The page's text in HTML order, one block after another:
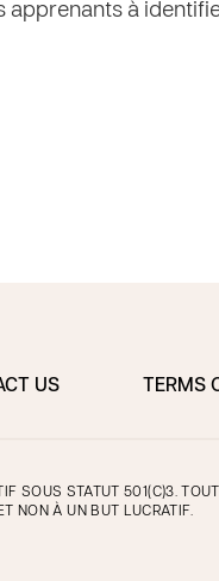
à
US TERMS
SOUS STATUT 501(C)3.
NON À UN BUT LUCRATIF.